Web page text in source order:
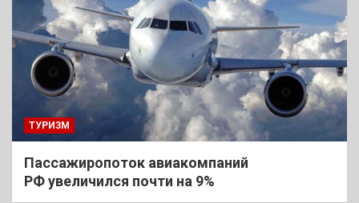
ТУРИЗМ
Пассажиропоток авиакомпаний
РФ увеличился почти на 9%